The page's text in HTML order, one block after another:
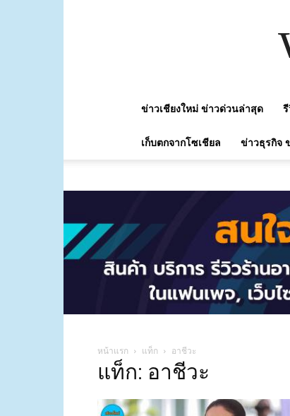
ข่าวเชียงใหม่ ข่าวด่วนล่าสุด
เก็บตกจากโซเชียล ข่าวธุรกิจ
หน้าแรก แท็ก อาชีวะ
แท็ก: อาชีวะ